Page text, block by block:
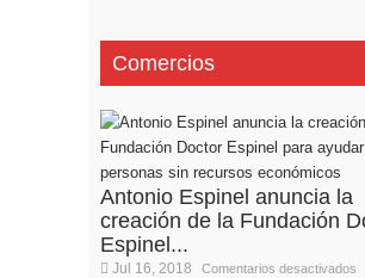
Comercios
Antonio Espinel anuncia la
creación de la Fundación
Espinel...
Jul 16, 2018 Comentarios desactivados